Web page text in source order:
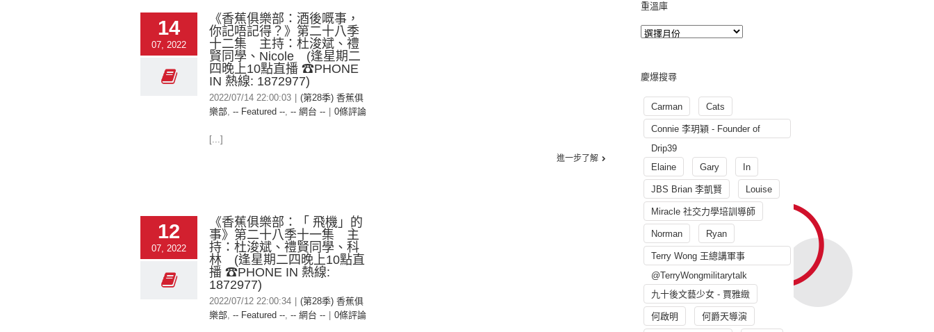
14
07, 2022
《香蕉俱樂部：酒後嘅事，
你記唔記得？》第二十八季
十二集 主持：杜浚斌、禮
賢同學、Nicole (逢星期二
四晚上10點直播 ☎PHONE
IN 熱線: 1872977)
2022/07/14 22:00:03
(第28季) 香蕉俱
樂部, -- Featured --, -- 網台 -- 0條評論
[...]
進一步了解
12
07, 2022
《香蕉俱樂部：「 飛機」的
事》第二十八季十一集 主
持：杜浚斌、禮賢同學、科
林 (逢星期二四晚上10點直
播 ☎PHONE IN 熱線:
1872977)
2022/07/12 22:00:34
(第28季) 香蕉俱
樂部, -- Featured --, -- 網台 -- 0條評論
重溫庫
慶爆搜尋
Carman Cats
Connie 李玥穎 - Founder of
Drip39
Elaine
Gary In
JBS Brian 李凱賢 Louise
Miracle 社交力學培訓導師
Norman Ryan
Terry Wong 王總講軍事
@TerryWongmilitarytalk
九十後文藝少女 - 賈雅緻
何啟明 何爵天導演